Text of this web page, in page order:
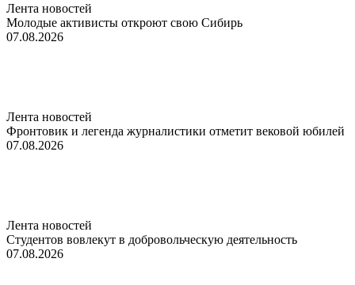
Лента новостей
Молодые активисты откроют свою Сибирь
07.08.2026
Лента новостей
Фронтовик и легенда журналистики отметит вековой юбилей
07.08.2026
Лента новостей
Студентов вовлекут в добровольческую деятельность
07.08.2026